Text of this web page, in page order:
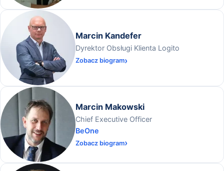
Marcin Kandefer
Dyrektor Obsługi Klienta Logito
Zobacz biogram
Marcin Makowski
Chief Executive Officer
BeOne
Zobacz biogram